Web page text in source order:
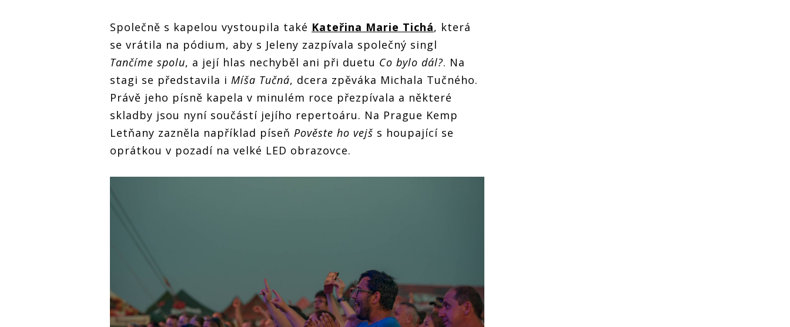
Společně s kapelou vystoupila také Kateřina Marie Tichá, která
se vrátila na pódium, aby s Jeleny zazpívala společný singl
Tančíme spolu, a její hlas nechyběl ani při duetu Co bylo dál?. Na
stagi se představila i Míša Tučná, dcera zpěváka Michala Tučného.
Právě jeho písně kapela v minulém roce přezpívala a některé
skladby jsou nyní součástí jejího repertoáru. Na Prague Kemp
Letňany zazněla například píseň Pověste ho vejš s houpající se
oprátkou v pozadí na velké LED obrazovce.